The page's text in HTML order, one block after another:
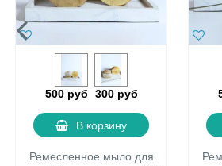
500 руб 300 руб
В корзину
Ремесленное мыло для